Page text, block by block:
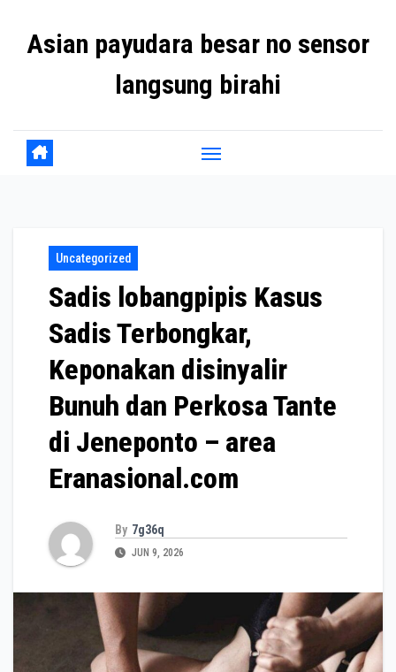
Asian payudara besar no sensor
langsung birahi
Uncategorized
Sadis lobangpipis Kasus
Sadis Terbongkar,
Keponakan disinyalir
Bunuh dan Perkosa Tante
di Jeneponto – area
Eranasional.com
By 7g36q
JUN 9, 2026